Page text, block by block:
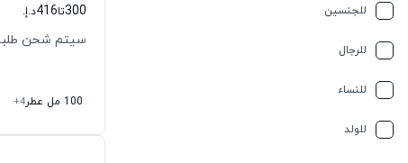
للجنسين
للرجال
للنساء
للولد
300تا416د.إ.
سيتم شحن طلبك
100 مل عطر +4